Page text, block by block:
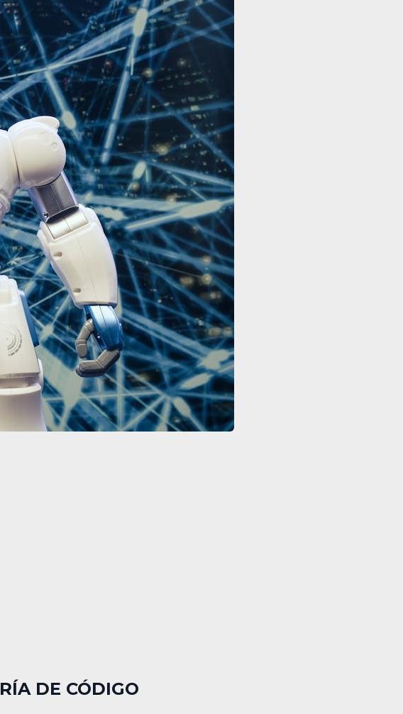
DE CÓDIGO